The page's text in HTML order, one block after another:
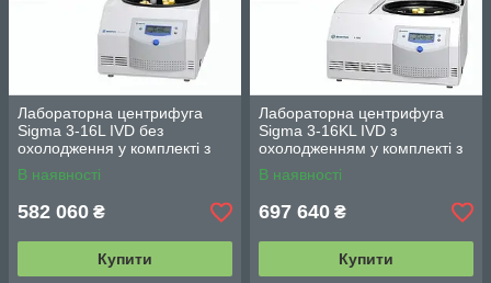
Лабораторна центрифуга
Sigma 3-16L IVD без
охолодження у комплекті з
поворотно-відкидним
ротором на 4 круглі стакани
В наявності
582 060 ₴
Купити
Лабораторна центрифуга
Sigma 3-16KL IVD з
охолодженням у комплекті з
поворотно-відкидним
ротором на 4 круглі стакани
В наявності
697 640 ₴
Купити